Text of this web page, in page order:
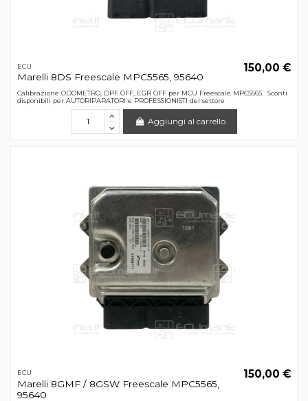
ECU
Marelli 8DS Freescale MPC5565, 95640
150,00 €
Calibrazione ODOMETRO, DPF OFF, EGR OFF per MCU Freescale MPC5565. Sconti
disponibili per AUTORIPARATORI e PROFESSIONISTI del settore
Aggiungi al carrello
ECU
Marelli 8GMF / 8GSW Freescale MPC5565,
95640
150,00 €